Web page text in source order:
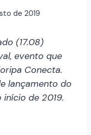
de 2019
(17.08)
evento que
Conecta.
lançamento do
início de 2019.